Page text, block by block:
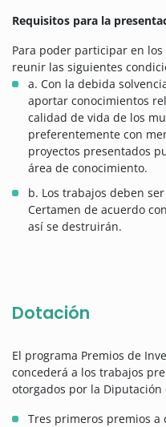
Requisitos para la
Para poder participar en
reunir las siguientes
a. Con la debida
aportar conocimientos
calidad de vida de los
preferentemente con
proyectos presentados
área de conocimiento.
b. Los trabajos deben
Certamen de acuerdo
así se destruirán.
Dotación
El programa Premios de
concederá a los trabajos
otorgados por la Diputación
Tres primeros premios a